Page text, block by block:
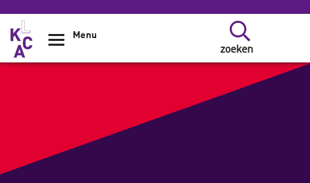
Overslaan en naar de inhoud gaan
zoeken
Menu